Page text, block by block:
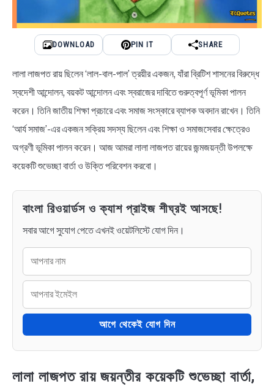
DOWNLOAD PIN IT SHARE
লালা লাজপত রায় ছিলেন ‘লাল-বাল-পাল’ ত্রয়ীর একজন, যাঁরা ব্রিটিশ শাসনের বিরুদ্ধে
স্বদেশী আন্দোলন, বয়কট আন্দোলন এবং স্বরাজের দাবিতে গুরুত্বপূর্ণ ভূমিকা পালন
করেন। তিনি জাতীয় শিক্ষা প্রচারে এবং সমাজ সংস্কারে ব্যাপক অবদান রাখেন। তিনি
‘আৰ্য সমাজ’-এর একজন সক্রিয় সদস্য ছিলেন এবং শিক্ষা ও সমাজসেবার ক্ষেত্রেও
অগ্রণী ভূমিকা পালন করেন। আজ আমরা লালা লাজপত রায়ের জন্মজয়ন্তী উপলক্ষে
কয়েকটি শুভেচ্ছা বার্তা ও উক্তি পরিবেশন করবো।
বাংলা রিওয়ার্ডস ও ক্যাশ প্রাইজ শীঘ্রই আসছে!
সবার আগে সুযোগ পেতে এখনই ওয়েটলিস্টে যোগ দিন।
আগে থেকেই যোগ দিন
লালা লাজপত রায় জয়ন্তীর কয়েকটি শুভেচ্ছা বার্তা,